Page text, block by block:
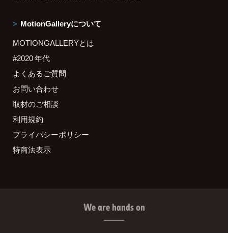
MotionGalleryについて
MOTIONGALLERYとは
#2020 年代
よくあるご質問
お問い合わせ
取材のご相談
利用規約
プライバシーポリシー
特商法表示
We are hands on